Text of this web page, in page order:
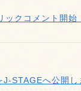
ックコメント開始
STAGEへ公開し